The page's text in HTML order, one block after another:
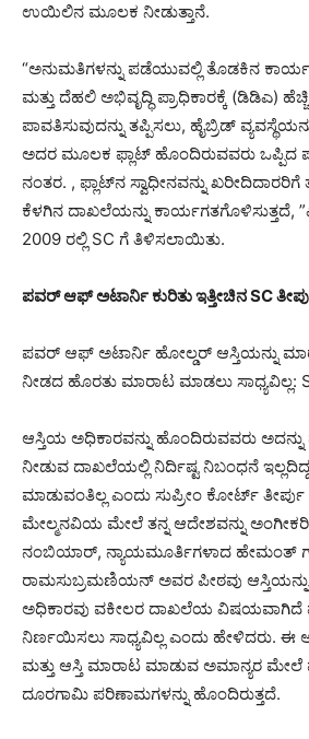
ಉಯಿಲಿನ ಮೂಲಕ ನೀಡುತ್ತಾನೆ.
“ಅನುಮತಿಗಳನ್ನು ಪಡೆಯುವಲ್ಲಿ ತೊಡಕಿನ
ಮತ್ತು ದೆಹಲಿ ಅಭಿವೃದ್ಧಿ ಪ್ರಾಧಿಕಾರಕ್ಕೆ (ಡಿಡಿಎ)
ಪಾವತಿಸುವುದನ್ನು ತಪ್ಪಿಸಲು, ಹೈಬ್ರಿಡ್
ಅದರ ಮೂಲಕ ಫ್ಲಾಟ್ ಹೊಂದಿರುವವರು ಒಪ್ಪಿದ
ನಂತರ. , ಫ್ಲಾಟ್‌ನ ಸ್ವಾಧೀನವನ್ನು ಖರೀದಿದಾರರಿಗೆ
ಕೆಳಗಿನ ದಾಖಲೆಯನ್ನು ಕಾರ್ಯಗತಗೊಳಿಸುತ್ತದೆ,
2009 ರಲ್ಲಿ SC ಗೆ ತಿಳಿಸಲಾಯಿತು.
ಪವರ್ ಆಫ್ ಅಟಾರ್ನಿ ಕುರಿತು ಇತ್ತೀಚಿನ SC
ಪವರ್ ಆಫ್ ಅಟಾರ್ನಿ ಹೋಲ್ಡರ್ ಆಸ್ತಿಯನ್ನು
ನೀಡದ ಹೊರತು ಮಾರಾಟ ಮಾಡಲು ಸಾಧ್ಯವಿಲ್ಲ:
ಆಸ್ತಿಯ ಅಧಿಕಾರವನ್ನು ಹೊಂದಿರುವವರು
ನೀಡುವ ದಾಖಲೆಯಲ್ಲಿ ನಿರ್ದಿಷ್ಟ ನಿಬಂಧನೆ
ಮಾಡುವಂತಿಲ್ಲ ಎಂದು ಸುಪ್ರೀಂ ಕೋರ್ಟ್ ತೀರ್ಪು
ಮೇಲ್ಮನವಿಯ ಮೇಲೆ ತನ್ನ ಆದೇಶವನ್ನು
ನಂಬಿಯಾರ್, ನ್ಯಾಯಮೂರ್ತಿಗಳಾದ ಹೇಮಂತ್
ರಾಮಸುಬ್ರಮಣಿಯನ್ ಅವರ ಪೀಠವು
ಅಧಿಕಾರವು ವಕೀಲರ ದಾಖಲೆಯ ವಿಷಯವಾಗಿದೆ
ನಿರ್ಣಯಿಸಲು ಸಾಧ್ಯವಿಲ್ಲ ಎಂದು ಹೇಳಿದರು.
ಮತ್ತು ಆಸ್ತಿ ಮಾರಾಟ ಮಾಡುವ ಅಮಾನ್ಯರ
ದೂರಗಾಮಿ ಪರಿಣಾಮಗಳನ್ನು ಹೊಂದಿರುತ್ತದೆ.